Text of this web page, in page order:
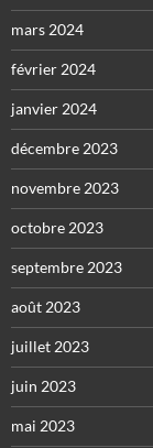
mars 2024
février 2024
janvier 2024
décembre 2023
novembre 2023
octobre 2023
septembre 2023
août 2023
juillet 2023
juin 2023
mai 2023